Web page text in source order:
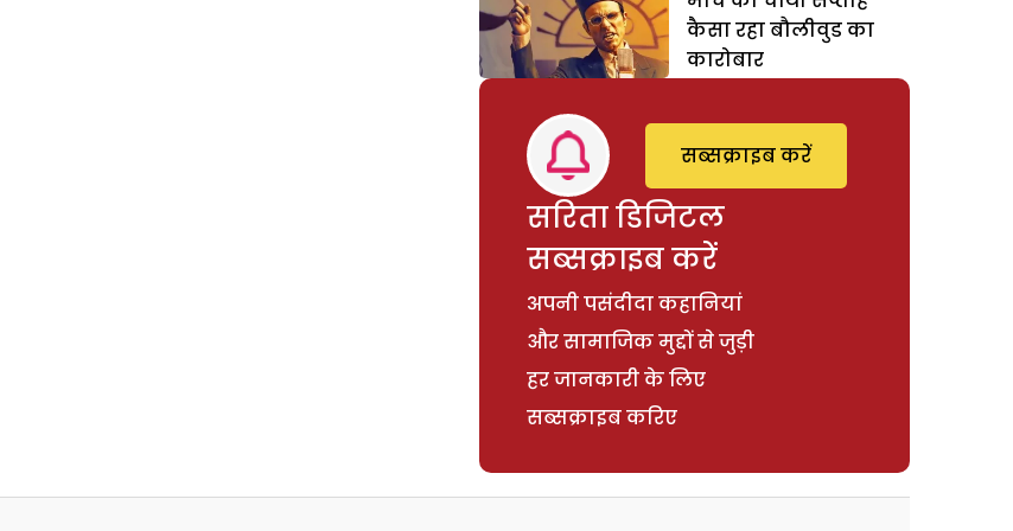
कैसा रहा बौलीवुड का
कारोबार
सरिता डिजिटल
सब्सक्राइब करें
अपनी पसंदीदा कहानियां
और सामाजिक मुद्दों से जुड़ी
हर जानकारी के लिए
सब्सक्राइब करिए
सब्सक्राइब करें